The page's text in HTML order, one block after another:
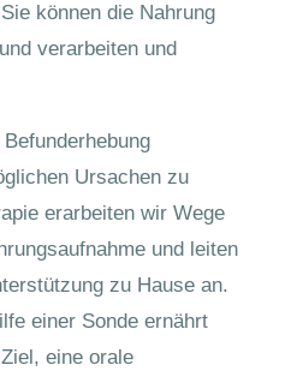
können die Nahrung
verarbeiten und
Ursachen zu
erarbeiten wir Wege
und leiten
zu Hause an.
einer Sonde ernährt
eine orale